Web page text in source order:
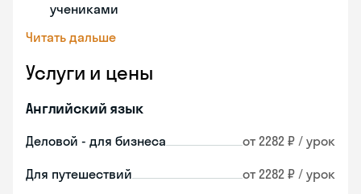
учениками
Читать дальше
Услуги и цены
Английский язык
Деловой - для бизнеса от 2282 ₽ / урок
Для путешествий от 2282 ₽ / урок